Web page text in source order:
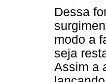
Dessa
modo a
seja
Assim a